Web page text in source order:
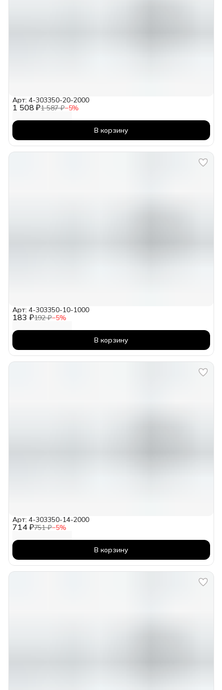
1 508 ₽1 587 ₽−5%
Арт: 4-303350-20-2000
В корзину
183 ₽192 ₽−5%
Арт: 4-303350-10-1000
В корзину
714 ₽751 ₽−5%
Арт: 4-303350-14-2000
В корзину